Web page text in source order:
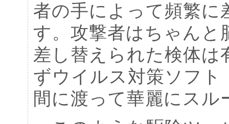
者の手によって頻繁に
す。攻撃者はちゃんと
差し替えられた検体は
ずウイルス対策ソフ
間に渡って華麗にスル